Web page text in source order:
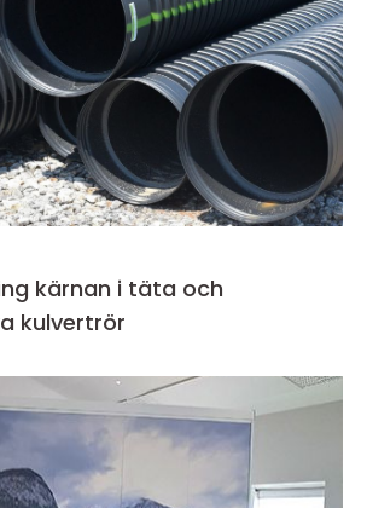
och
kulvertrör